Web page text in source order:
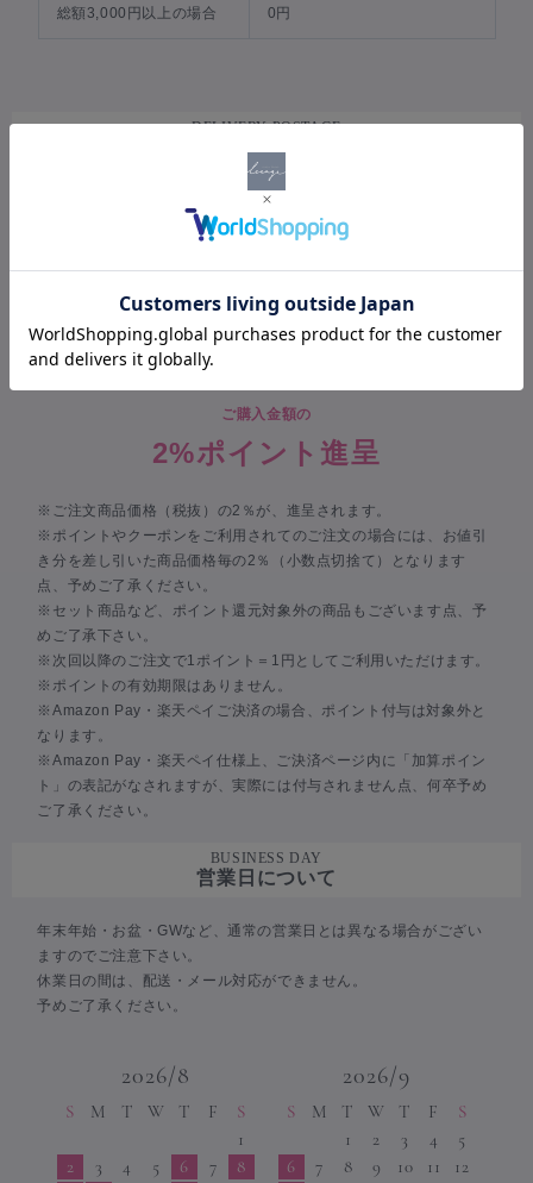
総額3,000円以上の場合 0円
DELIVERY POSTAGE
POINT
ポイントについて
ご購入金額の
2%ポイント進呈
※ご注文商品価格（税抜）の2％が、進呈されます。
※ポイントやクーポンをご利用されてのご注文の場合には、お値引
き分を差し引いた商品価格毎の2％（小数点切捨て）となります
点、予めご了承ください。
※セット商品など、ポイント還元対象外の商品もございます点、予
めご了承下さい。
※次回以降のご注文で1ポイント＝1円としてご利用いただけます。
※ポイントの有効期限はありません。
※Amazon Pay・楽天ペイご決済の場合、ポイント付与は対象外と
なります。
※Amazon Pay・楽天ペイ仕様上、ご決済ページ内に「加算ポイン
ト」の表記がなされますが、実際には付与されません点、何卒予め
ご了承ください。
BUSINESS DAY
営業日について
年末年始・お盆・GWなど、通常の営業日とは異なる場合がござい
ますのでご注意下さい。
休業日の間は、配送・メール対応ができません。
予めご了承ください。
2026/8
S M T W T F
S
1
2
3 4 5 6 7
8
2026/9
S M T W T F
S
1
2 3 4
5
6
7 8 9 10 11
12